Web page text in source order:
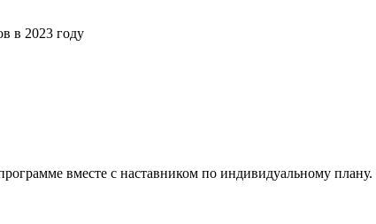
вместе с наставником по индивидуальному плану.